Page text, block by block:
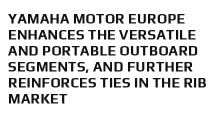
YAMAHA MOTOR EUROPE
ENHANCES THE VERSATILE
AND PORTABLE OUTBOARD
SEGMENTS, AND FURTHER
REINFORCES TIES IN THE RIB
MARKET